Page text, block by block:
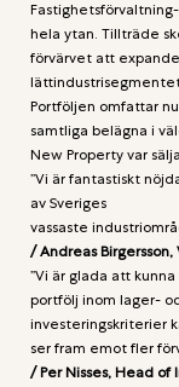
hela ytan. Tillträde
förvärvet att
Portföljen omfattar
samtliga belägna i
New Property var
”Vi är fantastiskt
av Sveriges
vassaste
/ Andreas Birgersson,
”Vi är glada att
portfölj inom lager-
investeringskriterier
ser fram emot fler
/ Per Nisses, Head of